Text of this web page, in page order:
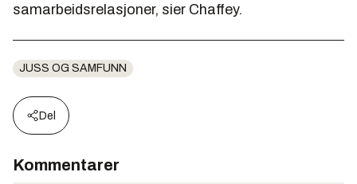
samarbeidsrelasjoner, sier Chaffey.
JUSS OG SAMFUNN
Del
Kommentarer